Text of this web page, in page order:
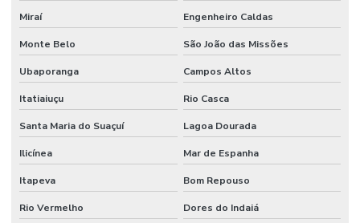
Miraí Engenheiro Caldas
Monte Belo São João das Missões
Ubaporanga Campos Altos
Itatiaiuçu Rio Casca
Santa Maria do Suaçuí Lagoa Dourada
Ilicínea Mar de Espanha
Itapeva Bom Repouso
Rio Vermelho Dores do Indaiá